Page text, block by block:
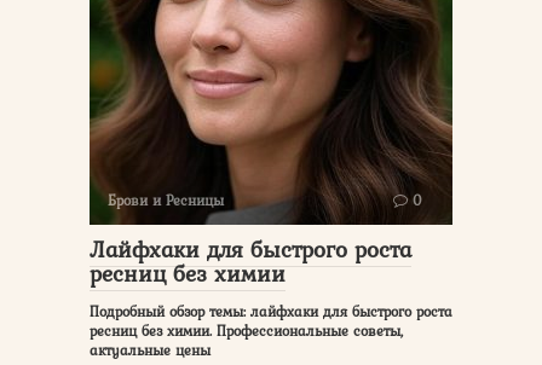
Брови и Ресницы 0
Лайфхаки для быстрого роста
ресниц без химии
Подробный обзор темы: лайфхаки для быстрого роста
ресниц без химии. Профессиональные советы,
актуальные цены